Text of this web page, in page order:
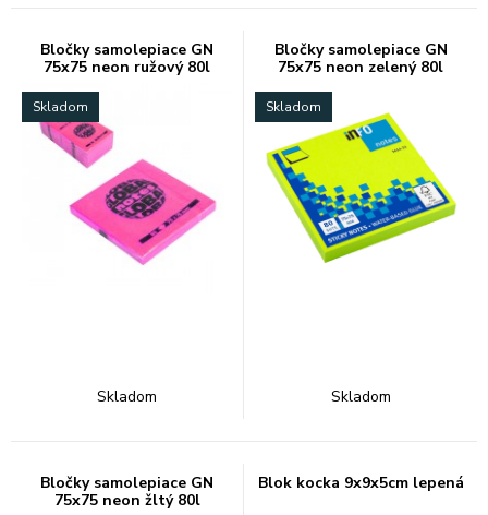
Bločky samolepiace GN
75x75 neon ružový 80l
Skladom
Skladom
Bločky samolepiace GN
75x75 neon zelený 80l
Skladom
Skladom
Bločky samolepiace GN
75x75 neon žltý 80l
Blok kocka 9x9x5cm lepená